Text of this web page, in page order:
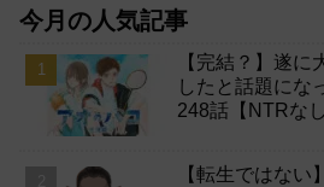
今月の人気記事
【完結？】遂に
したと話題にな
248話【NTRなし
【転生ではない